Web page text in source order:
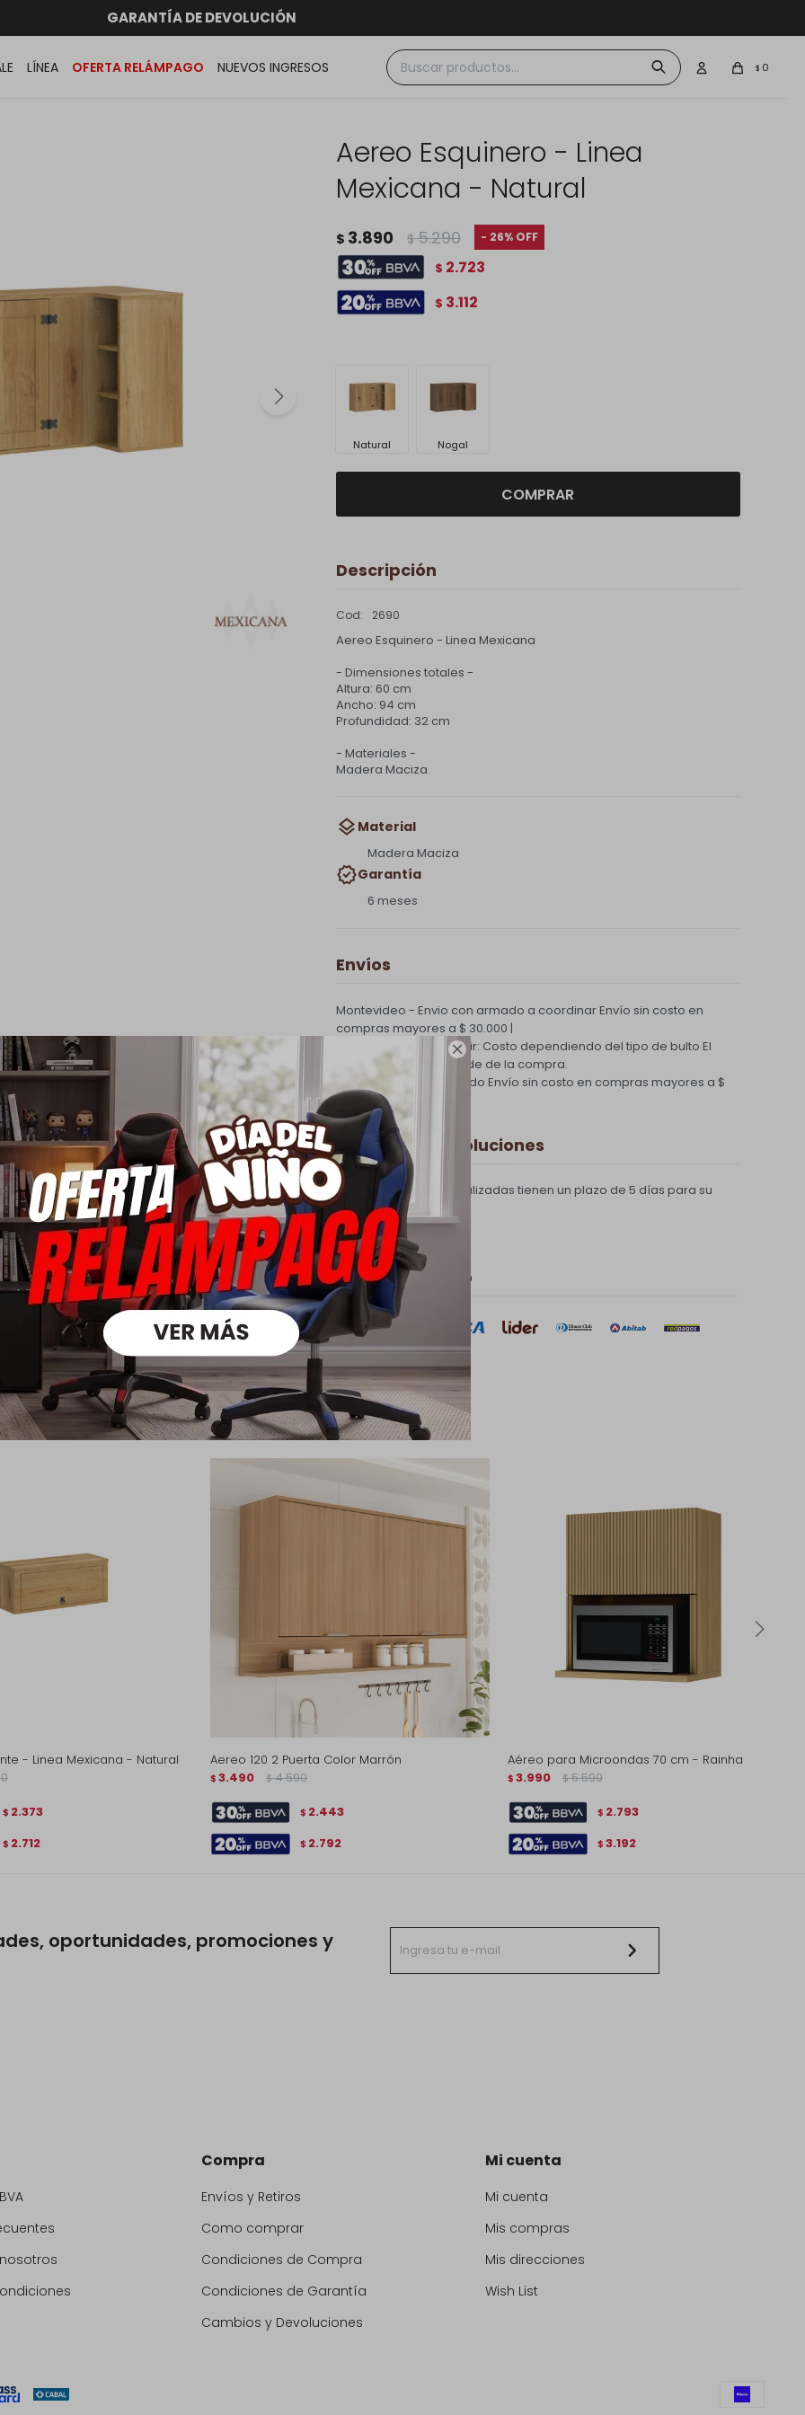

ENVÍOS A TODO EL PAÍS
GARANTÍA DE DEVOLUCIÓN
hasta 12 CUOTAS sin RECARGO
dentro de MONTEVIDEO en compras superiores a $30.000
LÍNEA OFERTA RELÁMPAGO NUEVOS INGRESOS $ 0
Aereo Esquinero - Linea
Mexicana - Natural
$ 3.890 $ 5.290 26
$ 2.723
$ 3.112
Natural Nogal
COMPRAR
Descripción
2690
Aereo Esquinero - Linea Mexicana
- Dimensiones totales -
Altura: 60 cm
Ancho: 94 cm
Profundidad: 32 cm
- Materiales -
Madera Maciza
Material
Madera Maciza
Garantía
6 meses
Envíos
Montevideo - Envio con armado a coordinarEnvío sin costo en
compras mayores a $ 30.000 |
Interior - Paga al Recibir: Costo dependiendo del tipo de bulto El
costo de envío depende de la compra.
PQuick Envío Coordinado Envío sin costo en compras mayores a $
30.000 |
Cambios y Devoluciones
Todas las compras realizadas tienen un plazo de 5 días para su
cambio.
Ver mas
Medios de pago
que te pueden interesar
- Linea Mexicana - Natural
$ 2.373
$ 2.712
Aereo 120 2 Puerta Color Marrón
$ 3.490 $ 4.590
$ 2.443
$ 2.792
Aéreo para Microondas 70 cm - Rainha
$ 3.990 $ 5.590
$ 2.793
$ 3.192
oportunidades, promociones y
Compra
Envíos y Retiros
Como comprar
Condiciones de Compra
Condiciones de Garantía
Cambios y Devoluciones
Mi cuenta
Mi cuenta
Mis compras
Mis direcciones
Wish List